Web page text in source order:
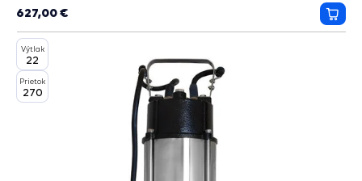
627,00 €
do
Výtlak
22
Prietok
270